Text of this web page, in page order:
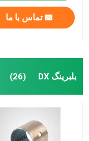
تماس با ما
بلبرینگ DX (26)